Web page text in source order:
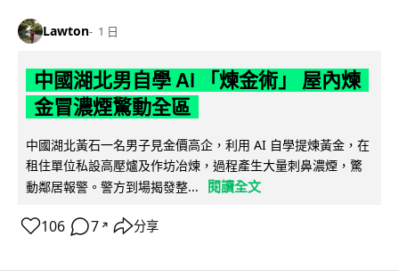
Lawton 1 日
中國湖北男自學 AI 「煉金術」 屋內煉
金冒濃煙驚動全區
中國湖北黃石一名男子見金價高企，利用 AI 自學提煉黃金，在
租住單位私設高壓爐及作坊冶煉，過程產生大量刺鼻濃煙，驚
動鄰居報警。警方到場揭發整...
閱讀全文
106 7 ↗ 分享